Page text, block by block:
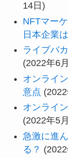
14日)
NFTマー
日本企業
ライブバ
(2022年6
オンライ
意点
オンライ
(2022年5
急激に進
る？